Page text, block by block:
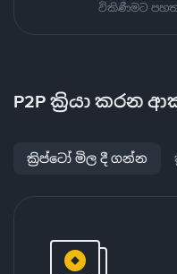
විකිණීමට
P2P ක්‍රියා කරන
ක්‍රිප්ටෝ මිල දී ගන්න